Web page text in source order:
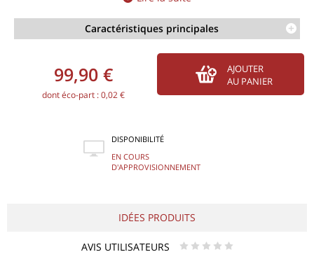
Caractéristiques principales
99,90 €
dont éco-part : 0,02 €
AJOUTER
AU PANIER
DISPONIBILITÉ
EN COURS
D'APPROVISIONNEMENT
IDÉES PRODUITS
AVIS UTILISATEURS * * * * *